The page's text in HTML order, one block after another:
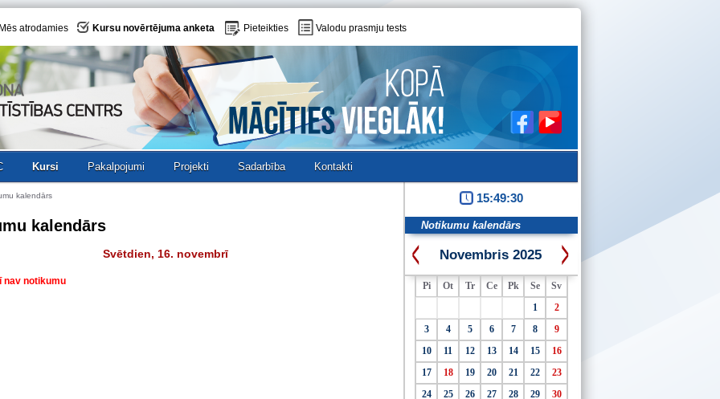
Mēs atrodamies Kursu novērtējuma anketa Pieteikties Valodu prasmju tests
Kursi Pakalpojumi Projekti Sadarbība Kontakti
kalendārs
kalendārs
Svētdien, 16. novembrī
nav notikumu
15:49:31
Notikumu kalendārs
Novembris 2025
Pi Ot Tr Ce Pk Se
Sv
1
2
3
4 5 6 7 8
9
10
11 12 13 14 15
16
17
18 19 20 21 22
23
24
25 26 27 28 29 30